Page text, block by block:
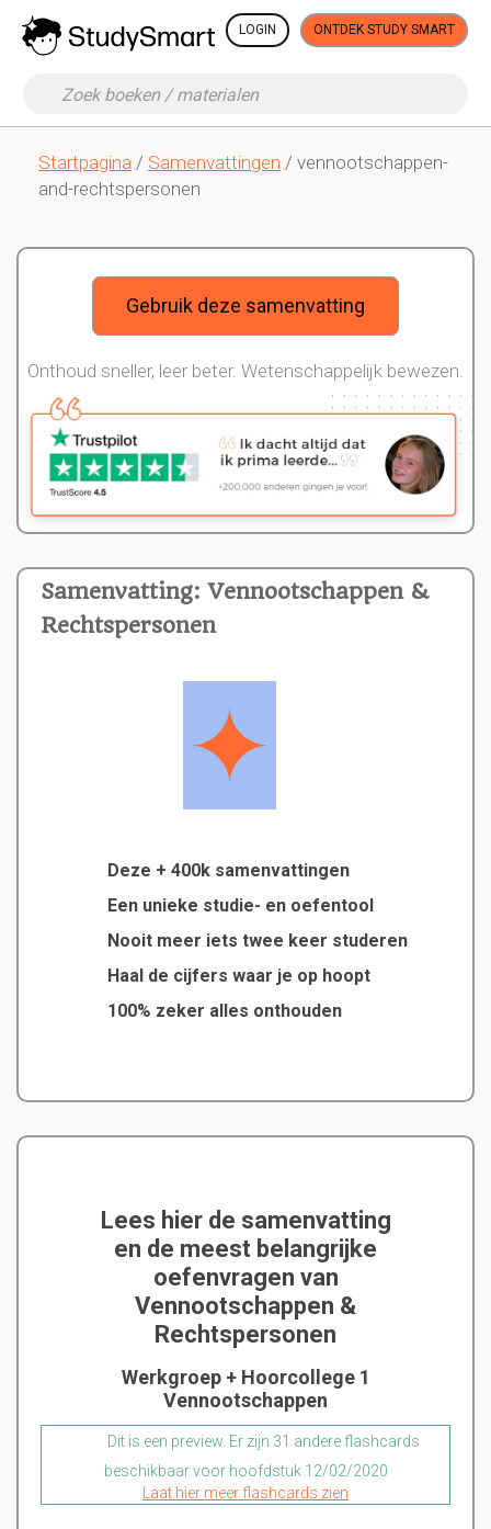
LOGIN ONTDEK STUDY SMART
Startpagina / Samenvattingen / vennootschappen-
and-rechtspersonen
Samenvatting: Vennootschappen &
Rechtspersonen
Deze + 400k samenvattingen
Een unieke studie- en oefentool
Nooit meer iets twee keer studeren
Haal de cijfers waar je op hoopt
100% zeker alles onthouden
Gebruik deze samenvatting
Onthoud sneller, leer beter. Wetenschappelijk bewezen.
Lees hier de samenvatting
en de meest belangrijke
oefenvragen van
Vennootschappen &
Rechtspersonen
Werkgroep + Hoorcollege 1
Vennootschappen
Dit is een preview. Er zijn 31 andere flashcards
beschikbaar voor hoofdstuk 12/02/2020
Laat hier meer flashcards zien